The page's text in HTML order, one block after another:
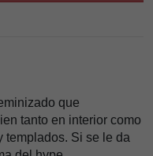
que
tanto en interior como
templados. Si se le da